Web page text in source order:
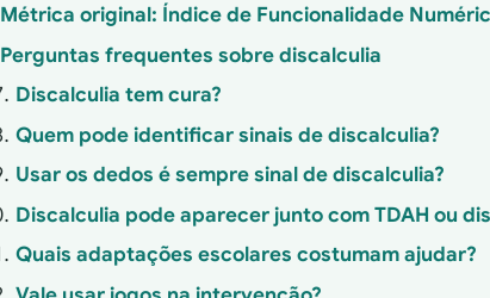
Métrica original: Índice de Funcionalidade
Perguntas frequentes sobre discalculia
Discalculia tem cura?
Quem pode identificar sinais de discalculia?
Usar os dedos é sempre sinal de discalculia?
Discalculia pode aparecer junto com TDAH ou
Quais adaptações escolares costumam ajudar?